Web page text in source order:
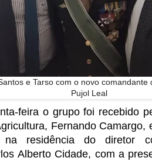
e Tarso com o novo comandante
Pujol Leal
feira o grupo foi recebido
Fernando Camargo,
residência do diretor
Alberto Cidade, com a